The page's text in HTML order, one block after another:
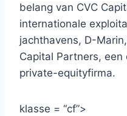
belang van CVC
internationale
jachthavens, D-
Capital Partners, een
private-equityfirma.
klasse = “cf”>